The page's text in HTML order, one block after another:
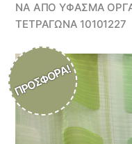
ΝΑ ΑΠΟ ΎΦΑΣΜΑ
ΤΕΤΡΆΓΩΝΑ 10101227
ΠΡΟΣΦΟΡΆ!